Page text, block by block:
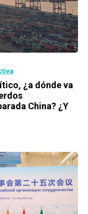
¿a dónde va
China? ¿Y